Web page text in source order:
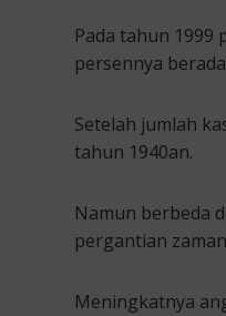
Pada tahun 1999
persennya
Setelah jumlah
tahun 1940an.
Namun berbeda
pergantian
Meningkatnya